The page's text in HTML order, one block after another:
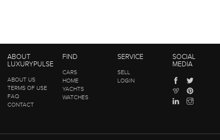
ABOUT
LUXURYPULSE
ABOUT US
TERMS OF USE
FAQ
CONTACT
FIND
CARS
HOME
YACHTS
WATCHES
SERVICE
SELL
LOGIN
SOCIAL
MEDIA